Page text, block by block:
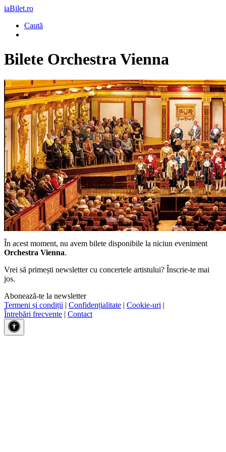
iaBilet.ro
Caută
Bilete Orchestra Vienna
În acest moment, nu avem bilete disponibile la niciun eveniment
Orchestra Vienna.
Vrei să primești newsletter cu concertele artistului? Înscrie-te mai
jos.
Abonează-te la newsletter
Termeni și condiții | Confidențialitate | Cookie-uri |
Întrebări frecvente | Contact